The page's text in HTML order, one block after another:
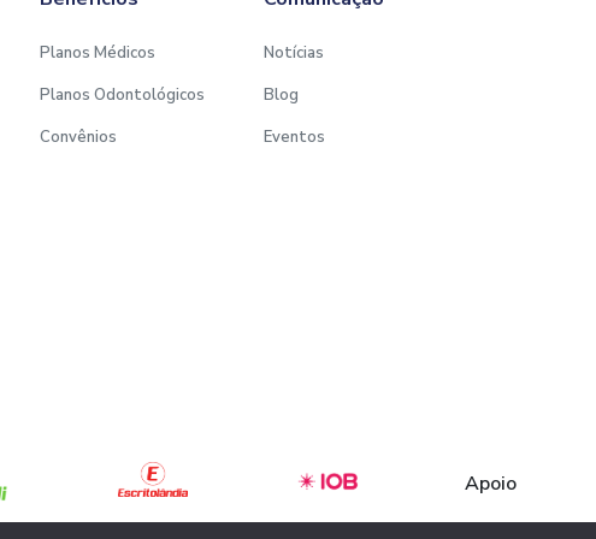
Planos Médicos
Planos Odontológicos
Convênios
Notícias
Blog
Eventos
Apoio